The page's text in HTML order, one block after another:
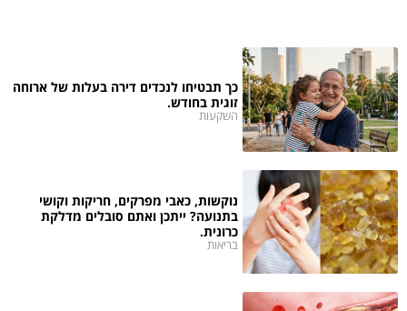
כך תבטיחו לנכדים דירה בעלות של ארוחה
זוגית בחודש.
השקעות
נוקשות, כאבי מפרקים, חריקות וקושי
בתנועה? ייתכן ואתם סובלים מדלקת
כרונית.
בריאות